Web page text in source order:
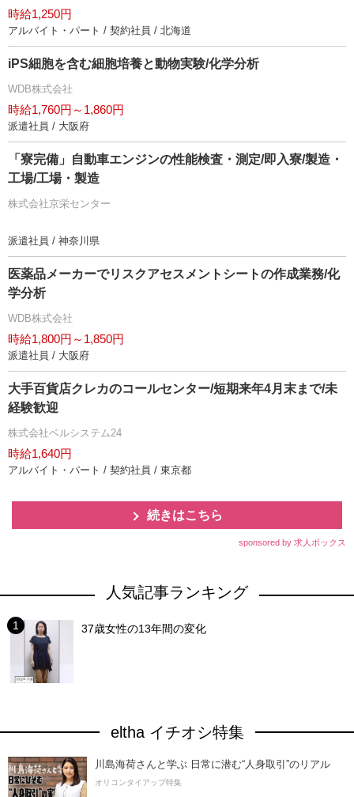
時給1,250円
アルバイト・パート / 契約社員 / 北海道
iPS細胞を含む細胞培養と動物実験/化学分析
WDB株式会社
時給1,760円～1,860円
派遣社員 / 大阪府
「寮完備」自動車エンジンの性能検査・測定/即入寮/製造・
工場/工場・製造
株式会社京栄センター
派遣社員 / 神奈川県
医薬品メーカーでリスクアセスメントシートの作成業務/化
学分析
WDB株式会社
時給1,800円～1,850円
派遣社員 / 大阪府
大手百貨店クレカのコールセンター/短期来年4月末まで/未
経験歓迎
株式会社ベルシステム24
時給1,640円
アルバイト・パート / 契約社員 / 東京都
続きはこちら
sponsored by 求人ボックス
人気記事ランキング
37歳女性の13年間の変化
eltha イチオシ特集
川島海荷さんと学ぶ 日常に潜む“人身取引”のリアル
オリコンタイアップ特集